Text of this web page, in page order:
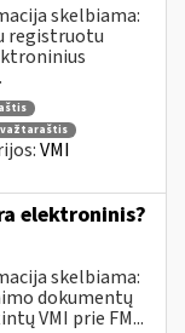
skelbiama:
registruotu
VMI
elektroninis?
skelbiama:
dokumentų
VMI prie FM...